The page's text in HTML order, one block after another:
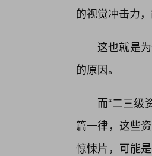
的视觉冲击力
这也就是
的原因。
而“二三级
篇一律，这些
惊悚片，可能